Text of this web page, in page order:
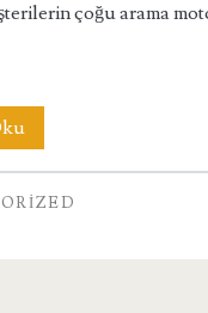
çoğu arama
Aydın
Bozdoğan
SEO